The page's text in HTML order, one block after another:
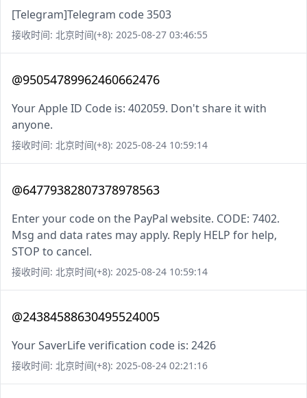
[Telegram]Telegram code 3503
接收时间: 北京时间(+8): 2025-08-27 03:46:55
@95054789962460662476
Your Apple ID Code is: 402059. Don't share it with
anyone.
接收时间: 北京时间(+8): 2025-08-24 10:59:14
@64779382807378978563
Enter your code on the PayPal website. CODE: 7402.
Msg and data rates may apply. Reply HELP for help,
STOP to cancel.
接收时间: 北京时间(+8): 2025-08-24 10:59:14
@24384588630495524005
Your SaverLife verification code is: 2426
接收时间: 北京时间(+8): 2025-08-24 02:21:16